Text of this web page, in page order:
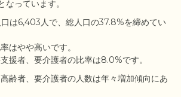
は6,403人で、総人口の37.8%を締めてい
はやや高いです。
齢者、要介護者の人数は年々増加傾向にあ